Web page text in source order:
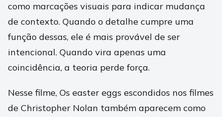
como marcações visuais para indicar mudança
de contexto. Quando o detalhe cumpre uma
função dessas, ele é mais provável de ser
intencional. Quando vira apenas uma
coincidência, a teoria perde força.
Nesse filme, Os easter eggs escondidos nos filmes
de Christopher Nolan também aparecem como